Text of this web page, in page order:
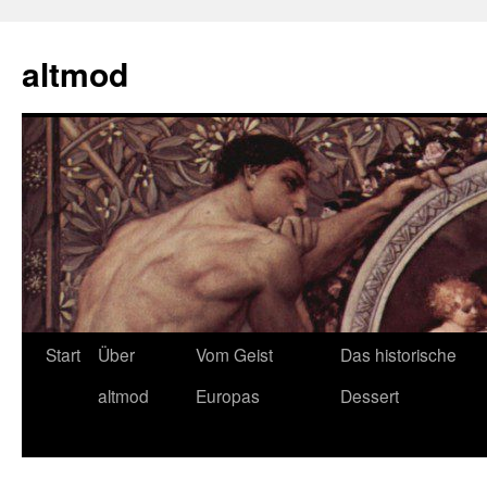
springen
altmod
Start
Über
altmod
Vom Geist
Europas
Das historische
Dessert